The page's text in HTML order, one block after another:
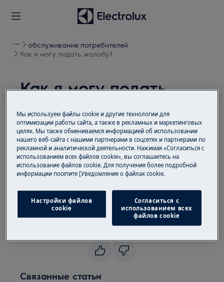
обслуживание потребителей
Как я могу подать жалобу?
Как я могу подать
Проблема
Как я могу подать жалобу?
Решение
Обратитесь, пожалуйста, по телефону 0800 21
28 20 или по электронной почте
webshop.ua@electrolux.com
Связанные статьи
Мы используем файлы cookie и другие технологии для
оптимизации работы сайта, а также в рекламных и маркетинговых
целях. Мы также обмениваемся информацией об использовании
нашего веб-сайта с нашими партнерами в соцсетях и партнерами по
рекламной и аналитической деятельности. Нажимая «Согласиться с
использованием всех файлов cookie», вы соглашаетесь на
использование файлов cookie. Для получения более подробной
информации посетите [Уведомление о файлах cookie.
Настройки файлов
cookie
Согласиться с
использованием всех
файлов cookie